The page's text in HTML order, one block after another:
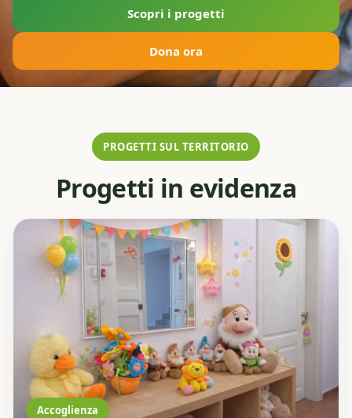
Scopri i progetti
Dona ora
PROGETTI SUL TERRITORIO
Progetti in evidenza
Accoglienza